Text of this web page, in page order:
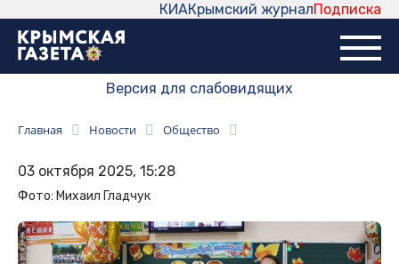
Подписка
Крымский журнал
КИА
Версия для слабовидящих
Главная Новости Общество
03 октября 2025, 15:28
Фото: Михаил Гладчук